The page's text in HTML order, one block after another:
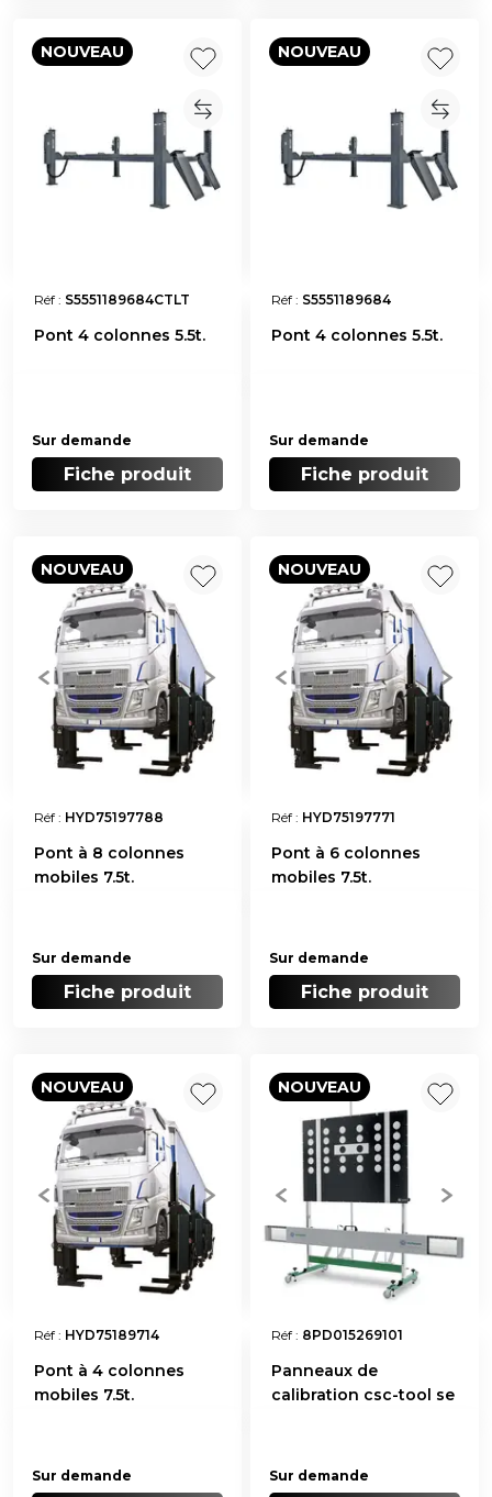
NOUVEAU
Réf : S5551189684CTLT
Pont 4 colonnes 5.5t.
Sur demande
Fiche produit
NOUVEAU
Réf : S5551189684
Pont 4 colonnes 5.5t.
Sur demande
Fiche produit
NOUVEAU
Réf : HYD75197788
Pont à 8 colonnes
mobiles 7.5t.
Sur demande
Fiche produit
NOUVEAU
Réf : HYD75197771
Pont à 6 colonnes
mobiles 7.5t.
Sur demande
Fiche produit
NOUVEAU
Réf : HYD75189714
Pont à 4 colonnes
mobiles 7.5t.
Sur demande
NOUVEAU
Réf : 8PD015269101
Panneaux de
calibration csc-tool se
Sur demande